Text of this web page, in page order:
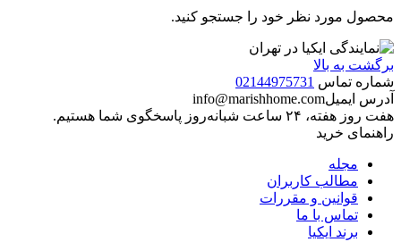
محصول مورد نظر خود را جستجو کنید.
برگشت به بالا
شماره تماس 02144975731
آدرس ایمیلinfo@marishhome.com
هفت روز هفته، ۲۴ ساعت شبانه‌روز پاسخگوی شما هستیم.
راهنمای خرید
مجله
مطالب کاربران
قوانین و مقررات
تماس با ما
برند ایکیا